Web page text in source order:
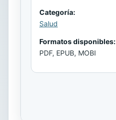
Categoría:
Salud
Formatos disponibles:
PDF, EPUB, MOBI